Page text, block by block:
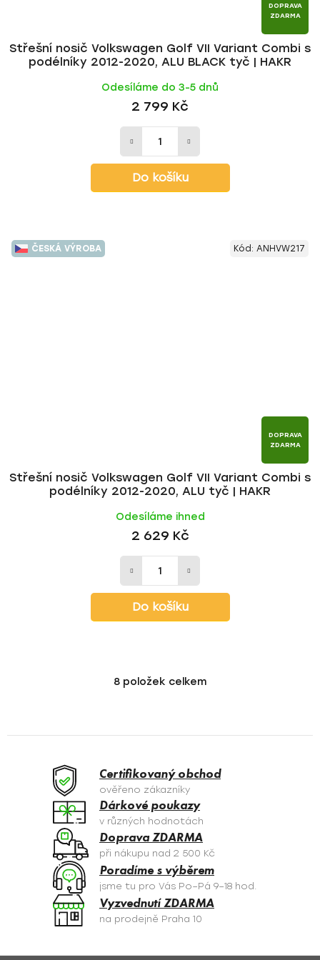
DOPRAVA
ZDARMA
Střešní nosič Volkswagen Golf VII Variant Combi s
podélníky 2012-2020, ALU BLACK tyč | HAKR
Odesíláme do 3-5 dnů
2 799 Kč
Do košíku
ČESKÁ VÝROBA
DOPRAVA
ZDARMA
Střešní nosič Volkswagen Golf VII Variant Combi s
podélníky 2012-2020, ALU tyč | HAKR
Odesíláme ihned
2 629 Kč
Do košíku
Kód: ANHVW217
O
á
c
í
p
r
v
k
y
v
ý
p
s
8 položek celkem
Certifikovaný obchod
ověřeno zákazníky
Dárkové poukazy
v různých hodnotách
Doprava ZDARMA
při nákupu nad 2 500 Kč
Poradíme s výběrem
jsme tu pro Vás Po–Pá 9–18 hod.
Vyzvednutí ZDARMA
na prodejně Praha 10